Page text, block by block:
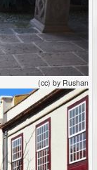
(cc) by Rushan